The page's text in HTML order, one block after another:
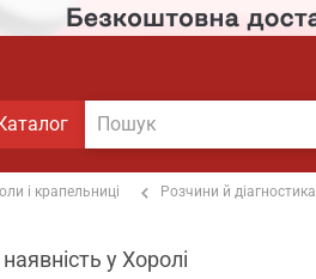
і крапельниці Розчини й діагностика
у Хоролі